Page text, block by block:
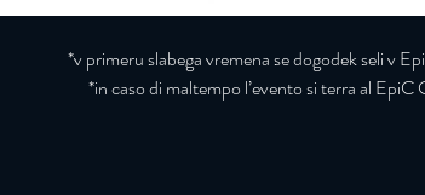
*v primeru slabega vremena se dogodek seli v
*in caso di maltempo l’evento si terra al EpiC